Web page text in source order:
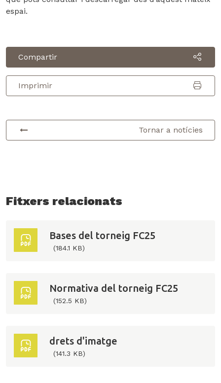
espai.
Compartir
Imprimir
Tornar a notícies
Fitxers relacionats
Bases del torneig FC25
(184.1 KB)
Normativa del torneig FC25
(152.5 KB)
drets d'imatge
(141.3 KB)